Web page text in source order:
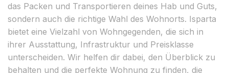
das Packen und Transportieren deines Hab und Guts,
sondern auch die richtige Wahl des Wohnorts. Isparta
bietet eine Vielzahl von Wohngegenden, die sich in
ihrer Ausstattung, Infrastruktur und Preisklasse
unterscheiden. Wir helfen dir dabei, den Überblick zu
behalten und die perfekte Wohnung zu finden, die